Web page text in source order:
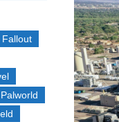
Fallout
Palworld